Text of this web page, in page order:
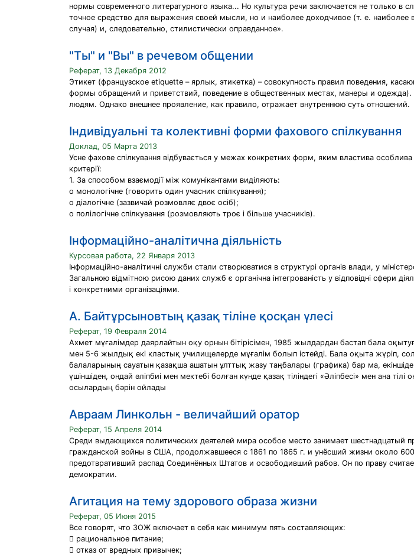
нормы современного литературного языка... Но культура речи заключается не только
точное средство для выражения своей мысли, но и наиболее доходчивое (т. е.
случая) и, следовательно, стилистически оправданное».
"Ты" и "Вы" в речевом общении
Реферат, 13 Декабря 2012
Этикет (французское etiquette – ярлык, этикетка) – совокупность правил поведения,
формы обращений и приветствий, поведение в общественных местах, манеры и одежда).
людям. Однако внешнее проявление, как правило, отражает внутреннюю суть отношений.
Індивідуальні та колективні форми фахового спілкування
Доклад, 05 Марта 2013
Усне фахове спілкування відбувається у межах конкретних форм, яким властива
критерії:
1. За способом взаємодії між комунікантами виділяють:
o монологічне (говорить один учасник спілкування);
o діалогічне (зазвичай розмовляє двоє осіб);
o полілогічне спілкування (розмовляють троє і більше учасників).
Інформаційно-аналітична діяльність
Курсовая работа, 22 Января 2013
Інформаційно-аналітичні служби стали створюватися в структурі органів влади, у
Загальною відмітною рисою даних служб є органічна інтегрованість у відповідні сфери
і конкретними організаціями.
А. Байтұрсыновтың қазақ тіліне қосқан үлесі
Реферат, 19 Февраля 2014
Ахмет мұғалімдер даярлайтын оқу орнын бітірісімен, 1985 жылдардан бастап бала
мен 5-6 жылдық екі кластық училищелерде мұғалім болып істейді. Бала оқыта жүріп,
балаларының сауатын қазақша ашатын ұлттық жазу таңбалары (графика) бар ма,
үшіншіден, ондай әліпбиі мен мектебі болған күнде қазақ тіліндегі «Әліпбесі» мен ана
осылардың бәрін ойлады
Авраам Линкольн - величайший оратор
Реферат, 15 Апреля 2014
Среди выдающихся политических деятелей мира особое место занимает шестнадцатый
гражданской войны в США, продолжавшееся с 1861 по 1865 г. и унёсший жизни около
предотвративший распад Соединённых Штатов и освободивший рабов. Он по праву
демократии.
Агитация на тему здорового образа жизни
Реферат, 05 Июня 2015
Все говорят, что ЗОЖ включает в себя как минимум пять составляющих:
 рациональное питание;
 отказ от вредных привычек;